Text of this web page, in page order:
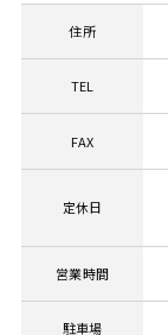
住所
TEL
FAX
定休日
営業時間
駐車場